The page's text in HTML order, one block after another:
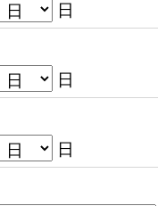
日
日
日